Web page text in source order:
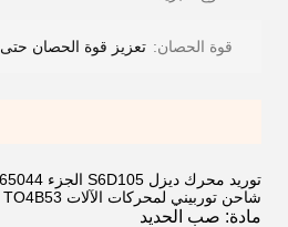
قوة الحصان: تعزيز قوة الحصان حتى 600 حصان
شاحن توربيني لمحركات الآلات PC200-3 TO4B53
مادة: صب الحديد